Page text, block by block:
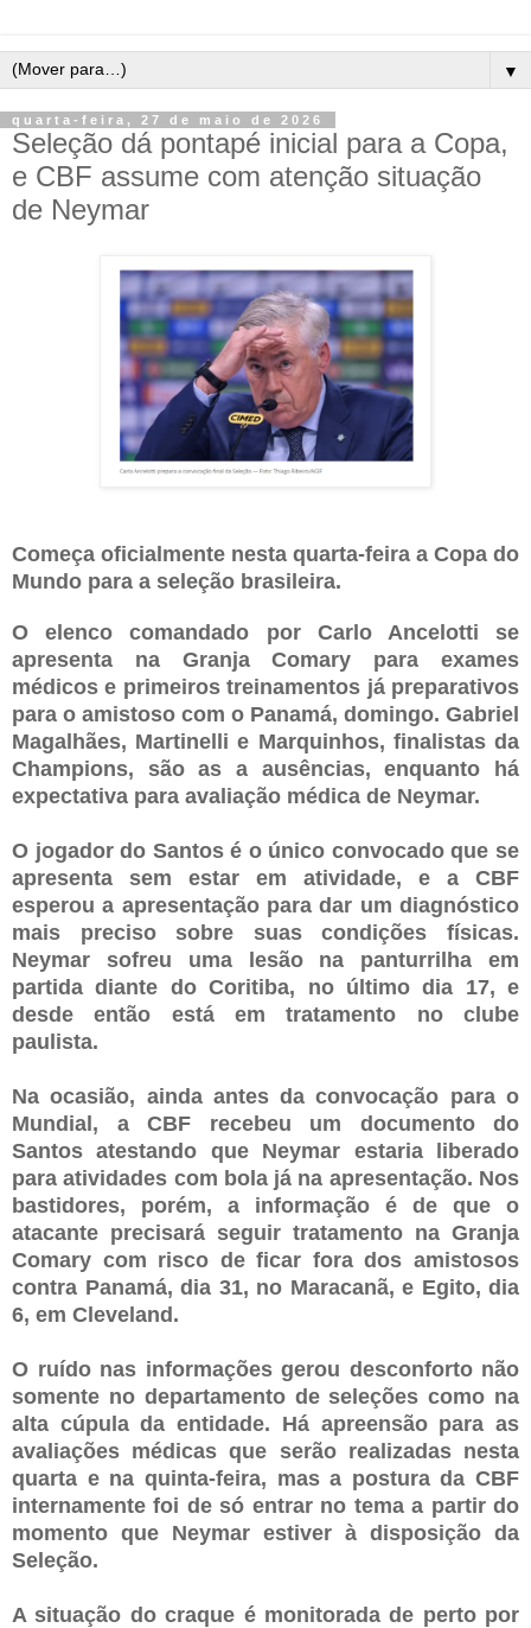
▼
quarta-feira, 27 de maio de 2026
Seleção dá pontapé inicial para a Copa,
e CBF assume com atenção situação
de Neymar
Começa oficialmente nesta quarta-feira a Copa do
Mundo para a seleção brasileira.
O elenco comandado por Carlo Ancelotti se
apresenta na Granja Comary para exames
médicos e primeiros treinamentos já preparativos
para o amistoso com o Panamá, domingo. Gabriel
Magalhães, Martinelli e Marquinhos, finalistas da
Champions, são as a ausências, enquanto há
expectativa para avaliação médica de Neymar.
O jogador do Santos é o único convocado que se
apresenta sem estar em atividade, e a CBF
esperou a apresentação para dar um diagnóstico
mais preciso sobre suas condições físicas.
Neymar sofreu uma lesão na panturrilha em
partida diante do Coritiba, no último dia 17, e
desde então está em tratamento no clube
paulista.
Na ocasião, ainda antes da convocação para o
Mundial, a CBF recebeu um documento do
Santos atestando que Neymar estaria liberado
para atividades com bola já na apresentação. Nos
bastidores, porém, a informação é de que o
atacante precisará seguir tratamento na Granja
Comary com risco de ficar fora dos amistosos
contra Panamá, dia 31, no Maracanã, e Egito, dia
6, em Cleveland.
O ruído nas informações gerou desconforto não
somente no departamento de seleções como na
alta cúpula da entidade. Há apreensão para as
avaliações médicas que serão realizadas nesta
quarta e na quinta-feira, mas a postura da CBF
internamente foi de só entrar no tema a partir do
momento que Neymar estiver à disposição da
Seleção.
A situação do craque é monitorada de perto por